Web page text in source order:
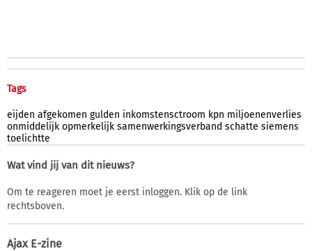
Tags
eijden afgekomen gulden inkomstensctroom kpn miljoenenverlies
onmiddelijk opmerkelijk samenwerkingsverband schatte siemens
toelichtte
Wat vind jij van dit nieuws?
Om te reageren moet je eerst inloggen. Klik op de link
rechtsboven.
Ajax E-zine